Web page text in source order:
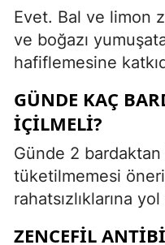
Evet. Bal ve limon
ve boğazı
hafiflemesine
GÜNDE KAÇ
IÇILMELI?
Günde 2
tüketilmemesi
rahatsızlıklarına
ZENCEFIL